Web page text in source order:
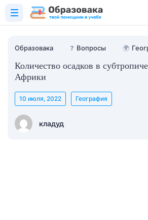
Образовака ❓ Вопросы 🌍
Количество осадков в
Африки
кладуд
10 июля, 2022 География